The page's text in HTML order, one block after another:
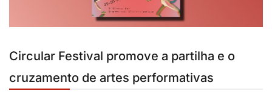
Circular Festival promove a partilha e o
cruzamento de artes performativas